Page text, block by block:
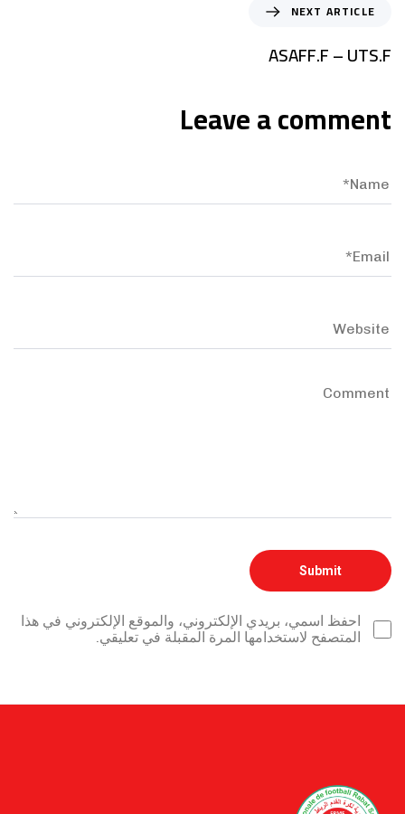
NEXT ARTICLE
ASAFF.F – UTS.F
Leave a comment
احفظ اسمي، بريدي الإلكتروني، والموقع الإلكتروني في هذا
المتصفح لاستخدامها المرة المقبلة في تعليقي.